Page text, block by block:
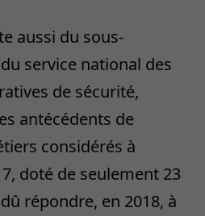
aussi du sous-
service national des
de sécurité,
antécédents de
considérés à
doté de seulement 23
répondre, en 2018, à